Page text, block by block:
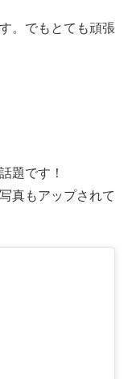
。でもとても頑張
題です！
真もアップされて